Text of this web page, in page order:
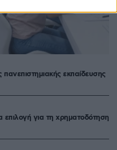
εκπαίδευσης
για τη χρηματοδότηση